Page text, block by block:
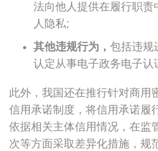
法向他人提供在履行职责
人隐私;
其他违规行为， 包括违规
认定从事电子政务电子认
此外，我国还在推行针对商用
信用承诺制度，将信用承诺履
依据相关主体信用情况，在监
次等方面采取差异化措施，规